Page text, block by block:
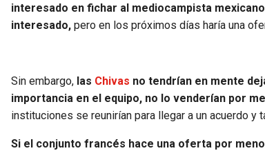
interesado en fichar al mediocampista mexicano
interesado, pero en los próximos días haría una
Sin embargo, las Chivas no tendrían en mente
importancia en el equipo, no lo venderían por
instituciones se reunirían para llegar a un acuerdo y
Si el conjunto francés hace una oferta por